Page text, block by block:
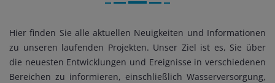
Hier finden Sie alle aktuellen Neuigkeiten und Informationen
zu unseren laufenden Projekten. Unser Ziel ist es, Sie über
die neuesten Entwicklungen und Ereignisse in verschiedenen
Bereichen zu informieren, einschließlich Wasserversorgung,